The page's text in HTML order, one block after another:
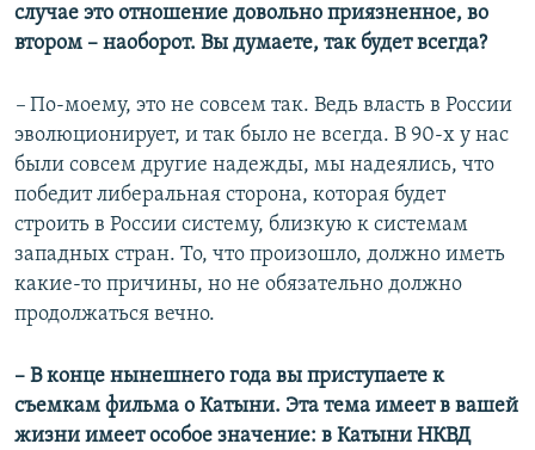
случае это отношение довольно приязненное, во
втором – наоборот. Вы думаете, так будет всегда?
– По-моему, это не совсем так. Ведь власть в России
эволюционирует, и так было не всегда. В 90-х у нас
были совсем другие надежды, мы надеялись, что
победит либеральная сторона, которая будет
строить в России систему, близкую к системам
западных стран. То, что произошло, должно иметь
какие-то причины, но не обязательно должно
продолжаться вечно.
– В конце нынешнего года вы приступаете к
съемкам фильма о Катыни. Эта тема имеет в вашей
жизни имеет особое значение: в Катыни НКВД